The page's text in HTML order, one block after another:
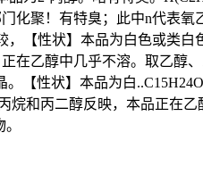
聚！有特臭；此中n代表
【性状】本品为白色或类
在乙醇中几乎不溶。取乙
【性状】本品为白
和丙二醇反映，本品正在乙